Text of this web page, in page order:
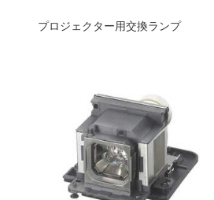
プロジェクター用交換ランプ